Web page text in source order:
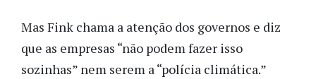
Mas Fink chama a atenção dos governos e diz
que as empresas “não podem fazer isso
sozinhas” nem serem a “polícia climática.”